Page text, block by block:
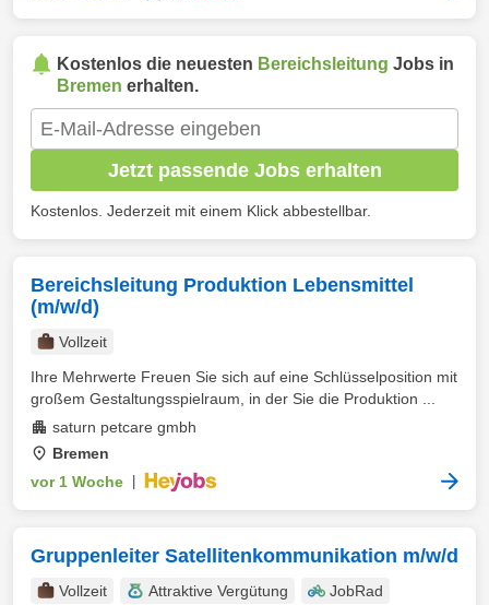
Kostenlos die neuesten Bereichsleitung Jobs in
Bremen erhalten.
Jetzt passende Jobs erhalten
Kostenlos. Jederzeit mit einem Klick abbestellbar.
Bereichsleitung Produktion Lebensmittel
(m/w/d)
Vollzeit
Ihre Mehrwerte Freuen Sie sich auf eine Schlüsselposition mit
großem Gestaltungsspielraum, in der Sie die Produktion ...
saturn petcare gmbh
Bremen
vor 1 Woche
Gruppenleiter Satellitenkommunikation m/w/d
Vollzeit Attraktive Vergütung JobRad